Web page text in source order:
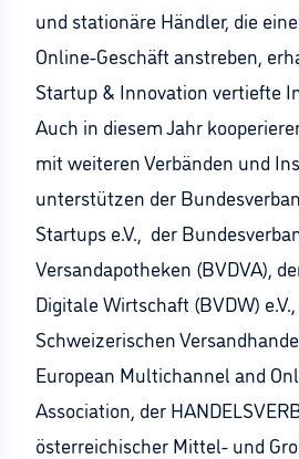
und stationäre Händler, die
Online-Geschäft anstreben,
Startup & Innovation vertiefte
Auch in diesem Jahr
mit weiteren Verbänden und
unterstützen der
Startups e.V., der
Versandapotheken (BVDVA),
Digitale Wirtschaft (BVDW)
Schweizerischen
European Multichannel and
Association, der
österreichischer Mittel- und